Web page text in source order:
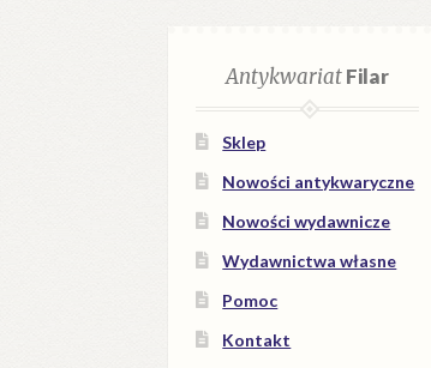
AntykwariatFilar
Sklep
Nowości antykwaryczne
Nowości wydawnicze
Wydawnictwa własne
Pomoc
Kontakt